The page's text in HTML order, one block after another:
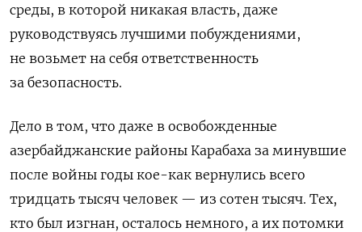
среды, в которой никакая власть, даже
руководствуясь лучшими побуждениями,
не возьмет на себя ответственность
за безопасность.
Дело в том, что даже в освобожденные
азербайджанские районы Карабаха за минувшие
после войны годы кое-как вернулись всего
тридцать тысяч человек — из сотен тысяч. Тех,
кто был изгнан, осталось немного, а их потомки